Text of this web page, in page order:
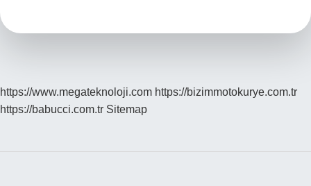
https://www.megateknoloji.com https://bizimmotokurye.com.tr
https://babucci.com.tr Sitemap